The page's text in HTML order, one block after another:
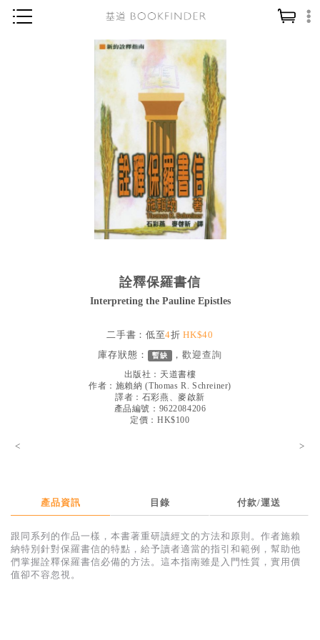
神學／教義
讀經／研經
信仰入門
教會歷史
靈修／禱告
教會事工
哲學／宗教比較
見證／傳記
文藝／勵志
童書
暢銷榜
中文二手書
英文二手書
詮釋保羅書信
Interpreting the Pauline Epistles
二手書：低至4折HK$40
庫存狀態： 暫缺 ，歡迎查詢
出版社： 天道書樓
作者： 施賴納 (Thomas R. Schreiner)
譯者： 石彩燕、麥啟新
產品編號：9622084206
定價：HK$100
< >
產品資訊 目錄 付款/運送
跟同系列的作品一樣，本書著重研讀經文的方法和原則。作者施賴
納特別針對保羅書信的特點，給予讀者適當的指引和範例，幫助他
們掌握詮釋保羅書信必備的方法。這本指南雖是入門性質，實用價
值卻不容忽視。